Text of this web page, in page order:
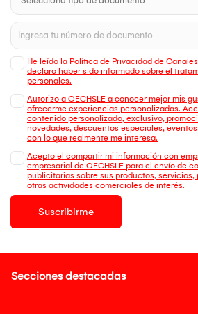
He leído la Política de Privacidad de
declaro haber sido informado sobre el
personales.
Autorizo a OECHSLE a conocer mejor mis
ofrecerme experiencias personalizadas.
contenido personalizado, exclusivo,
novedades, descuentos especiales,
con lo que realmente me interesa.
Acepto el compartir mi información con
empresarial de OECHSLE para el envío de
publicitarias sobre sus productos, servicios,
otras actividades comerciales de interés.
Suscribirme
Secciones destacadas